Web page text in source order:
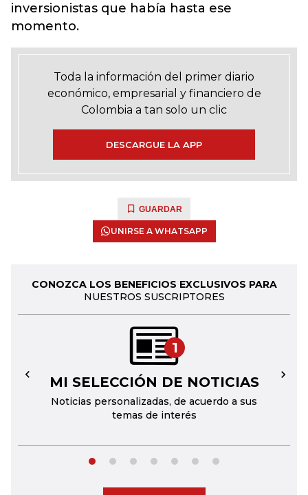
inversionistas que había hasta ese
momento.
Toda la información del primer diario
económico, empresarial y financiero de
Colombia a tan solo un clic
DESCARGUE LA APP
GUARDAR
UNIRSE A WHATSAPP
CONOZCA LOS BENEFICIOS EXCLUSIVOS PARA
NUESTROS SUSCRIPTORES
1
MI SELECCIÓN DE NOTICIAS
Noticias personalizadas, de acuerdo a sus
temas de interés
← →